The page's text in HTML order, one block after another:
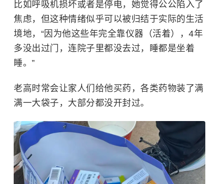
比如呼吸机损坏或者是停电，她觉得公公陷入了
焦虑，但这种情绪似乎可以被归结于实际的生活
境地，“因为他这些年完全靠仪器（活着），4年
多没出过门，连院子里都没去过，睡都是坐着
睡。”
老高时常会让家人们给他买药，各类药物装了满
满一大袋子，大部分都没开封过。